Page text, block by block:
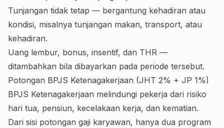
Tunjangan tidak tetap — bergantung kehadiran atau
kondisi, misalnya tunjangan makan, transport, atau
kehadiran.
Uang lembur, bonus, insentif, dan THR —
ditambahkan bila dibayarkan pada periode tersebut.
Potongan BPJS Ketenagakerjaan (JHT 2% + JP 1%)
BPJS Ketenagakerjaan melindungi pekerja dari risiko
hari tua, pensiun, kecelakaan kerja, dan kematian.
Dari sisi potongan gaji karyawan, hanya dua program